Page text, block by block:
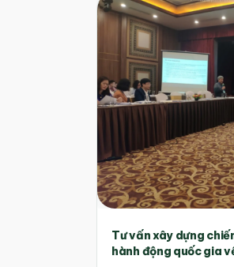
Tư vấn xây dựng
hành động quốc gia